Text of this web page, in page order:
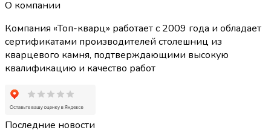
О компании
Компания «Топ-кварц» работает с 2009 года и обладает
сертификатами производителей столешниц из
кварцевого камня, подтверждающими высокую
квалификацию и качество работ
Последние новости